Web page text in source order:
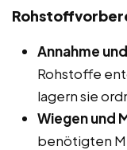
Annahme
Rohstoffe
lagern sie
Wiegen und
benötigten